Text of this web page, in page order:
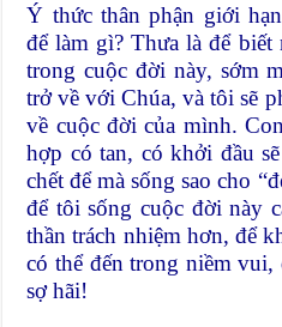
Ý thức thân phận giới
để làm gì? Thưa là để
trong cuộc đời này, sớm
trở về với Chúa, và tôi sẽ
về cuộc đời của mình.
hợp có tan, có khởi đầu
chết để mà sống sao cho
để tôi sống cuộc đời này
thần trách nhiệm hơn, để
có thể đến trong niềm
sợ hãi!